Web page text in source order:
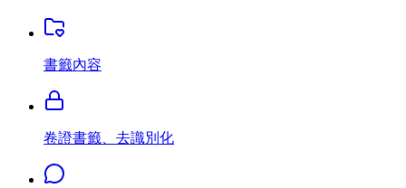
書籤內容
卷證書籤、去識別化